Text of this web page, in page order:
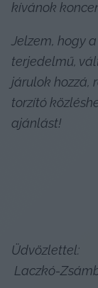
kívánok
Jelzem, hogy
terjedelmű,
járulok hozzá,
torzító
ajánlást!
Üdvözlettel:
Laczkó-